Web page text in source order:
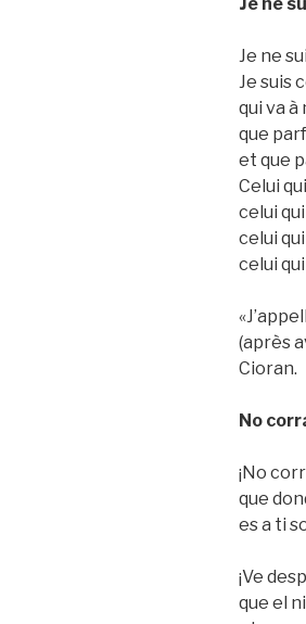
Je ne
Je suis
qui va à
que
et que
Celui
celui
celui
celui
(après
Cioran.
No
¡No
que
es a ti
¡Ve
que el